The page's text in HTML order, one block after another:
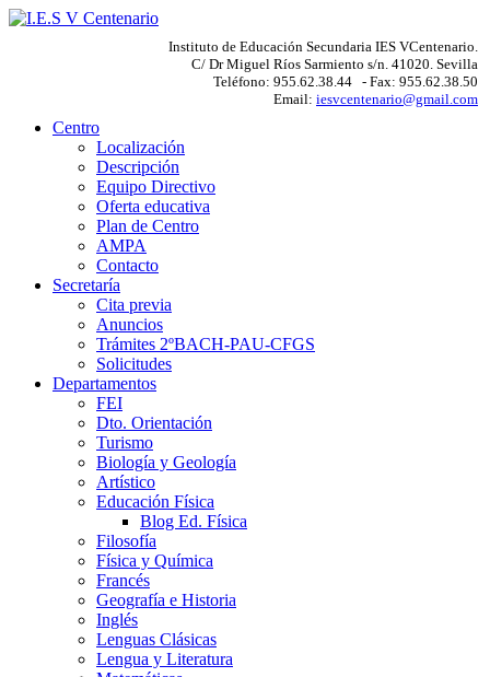
Instituto de Educación Secundaria IES VCentenario.
C/ Dr Miguel Ríos Sarmiento s/n. 41020. Sevilla
Teléfono: 955.62.38.44 - Fax: 955.62.38.50
Email: iesvcentenario@gmail.com
Centro
Localización
Descripción
Equipo Directivo
Oferta educativa
Plan de Centro
AMPA
Contacto
Secretaría
Cita previa
Anuncios
Trámites 2ºBACH-PAU-CFGS
Solicitudes
Departamentos
FEI
Dto. Orientación
Turismo
Biología y Geología
Artístico
Educación Física
Blog Ed. Física
Filosofía
Física y Química
Francés
Geografía e Historia
Inglés
Lenguas Clásicas
Lengua y Literatura